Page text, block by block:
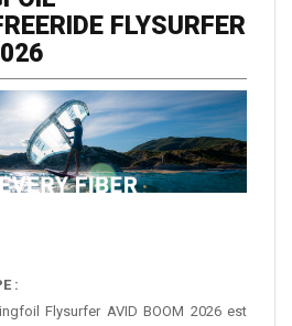
FLYSURFER
:
Flysurfer AVID BOOM 2026 est